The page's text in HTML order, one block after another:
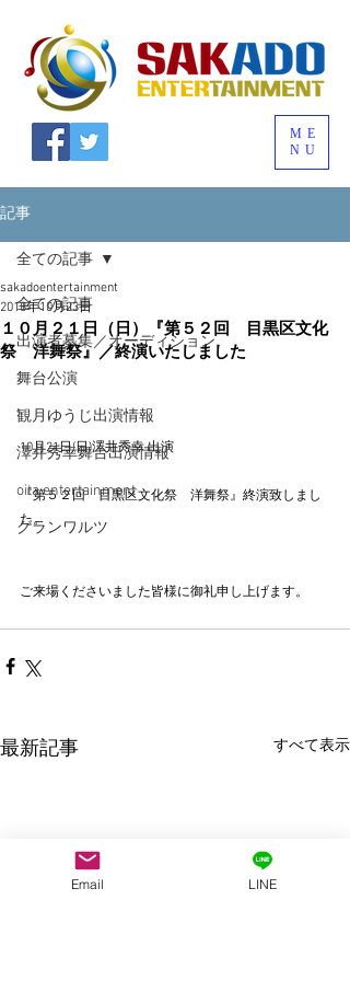
ME
NU
記事
全ての記事
出演者募集／オーディション
舞台公演
観月ゆうじ出演情報
澤井秀幸舞台出演情報
oita entertainment
グランワルツ
全ての記事
１０月２１日（日）『第５２回 目黒区文化
祭 洋舞祭』／終演いたしました
sakadoentertainment
2018年10月23日
10月21日(日)澤井秀幸 出演
『第５２回　目黒区文化祭　洋舞祭』終演致しまし
た。
ご来場くださいました皆様に御礼申し上げます。
最新記事 すべて表示
Email LINE